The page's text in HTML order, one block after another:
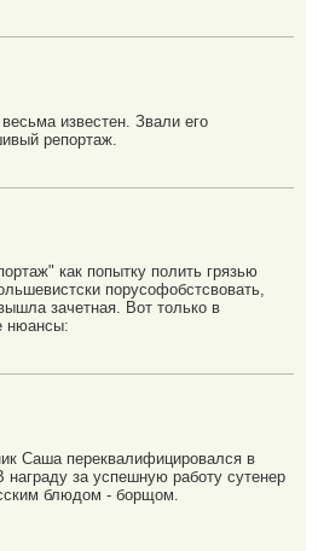
известен. Звали его
репортаж.
как попытку полить грязью
порусофобстсвовать,
зачетная. Вот только в
нюансы:
Саша переквалифицировался в
награду за успешную работу сутенер
блюдом - борщом.